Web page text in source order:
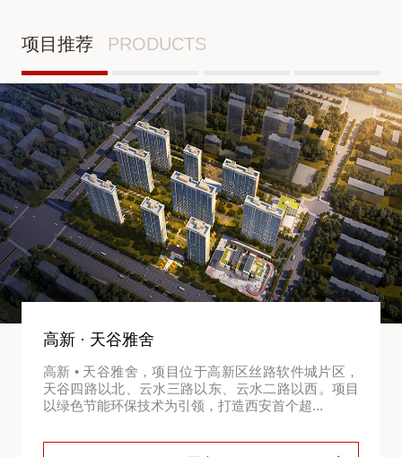
项目推荐 PRODUCTS
高新 · 天谷雅舍
高新 • 天谷雅舍，项目位于高新区丝路软件城片区，
天谷四路以北、云水三路以东、云水二路以西。项目
以绿色节能环保技术为引领，打造西安首个超...